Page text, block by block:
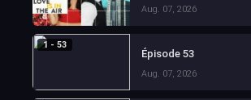
Aug. 07, 2026
1 - 53
Épisode 53
Aug. 07, 2026